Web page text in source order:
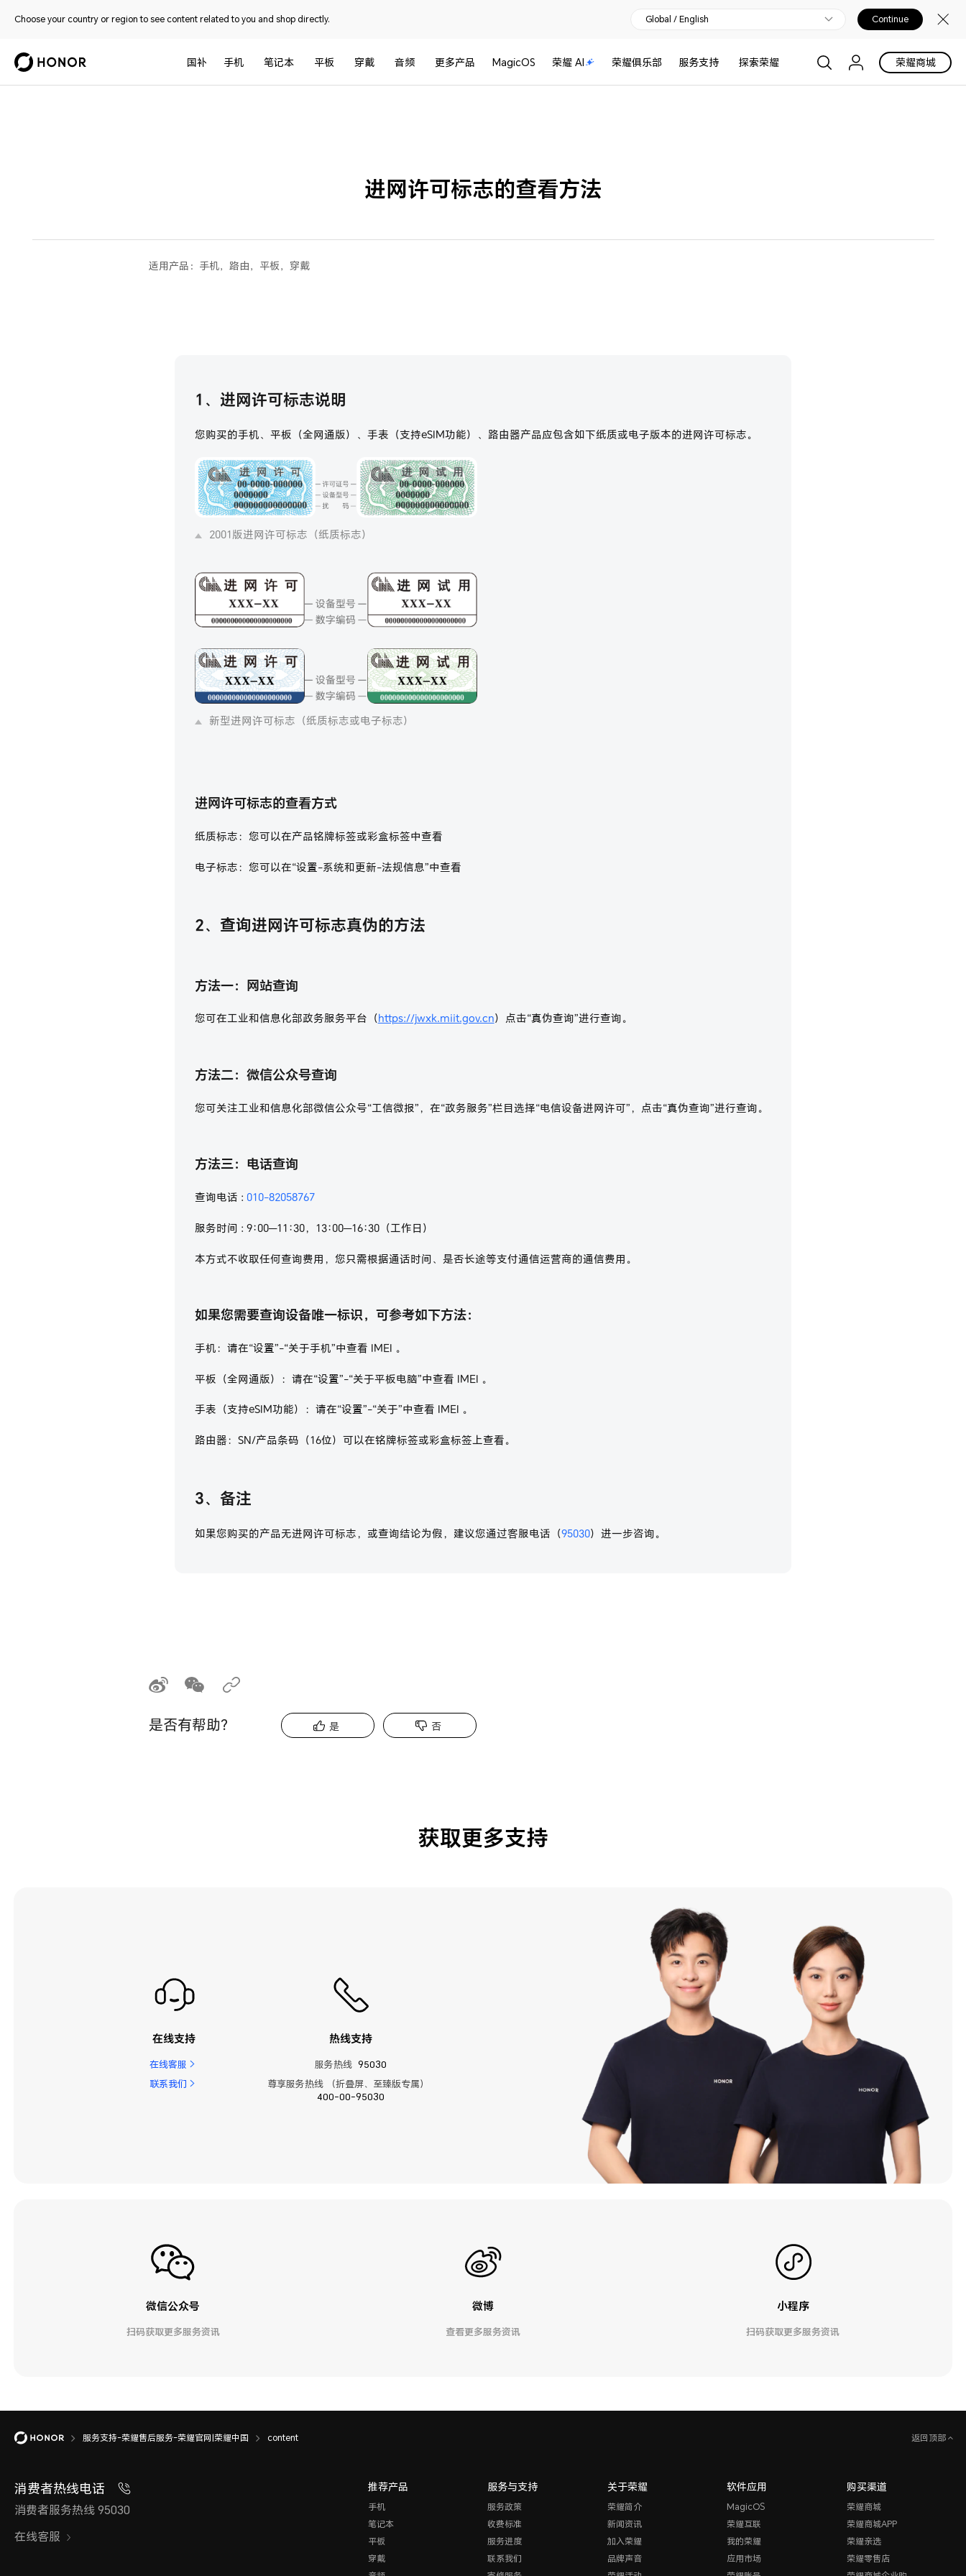
Choose your country or region to see content related to you and shop directly. Global / English Continue
国补 手机 笔记本 平板 穿戴 音频 更多产品 MagicOS 荣耀 AI 荣耀俱乐部 服务支持 探索荣耀 荣耀商城
进网许可标志的查看方法
适用产品： 手机，路由，平板，穿戴
是否有帮助？ 是 否
获取更多支持
在线支持
在线客服
联系我们
热线支持
服务热线 95030
尊享服务热线 （折叠屏、至臻版专属）
400-00-95030
微信公众号
扫码获取更多服务资讯
微博
查看更多服务资讯
小程序
扫码获取更多服务资讯
服务支持-荣耀售后服务-荣耀官网|荣耀中国 content 返回顶部
消费者热线电话
消费者服务热线 95030
在线客服
推荐产品
手机
笔记本
平板
穿戴
服务与支持
服务政策
收费标准
服务进度
联系我们
关于荣耀
荣耀简介
新闻资讯
加入荣耀
品牌声音
软件应用
MagicOS
荣耀互联
我的荣耀
应用市场
购买渠道
荣耀商城
荣耀商城APP
荣耀亲选
荣耀零售店